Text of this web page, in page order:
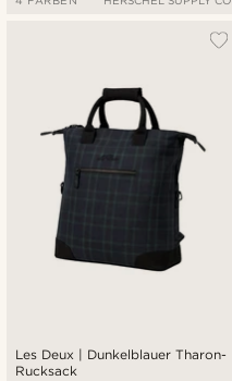
Les Deux | Dunkelblauer Tharon-
Rucksack